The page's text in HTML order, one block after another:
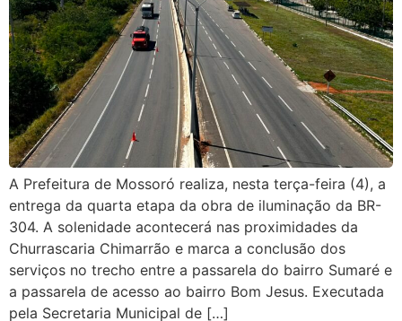
A Prefeitura de Mossoró realiza, nesta terça-feira (4), a
entrega da quarta etapa da obra de iluminação da BR-
304. A solenidade acontecerá nas proximidades da
Churrascaria Chimarrão e marca a conclusão dos
serviços no trecho entre a passarela do bairro Sumaré e
a passarela de acesso ao bairro Bom Jesus. Executada
pela Secretaria Municipal de […]